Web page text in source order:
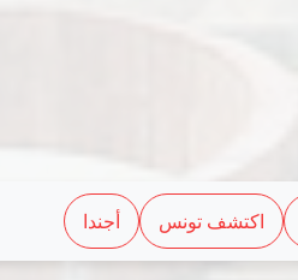
أجندا اكتشف تونس